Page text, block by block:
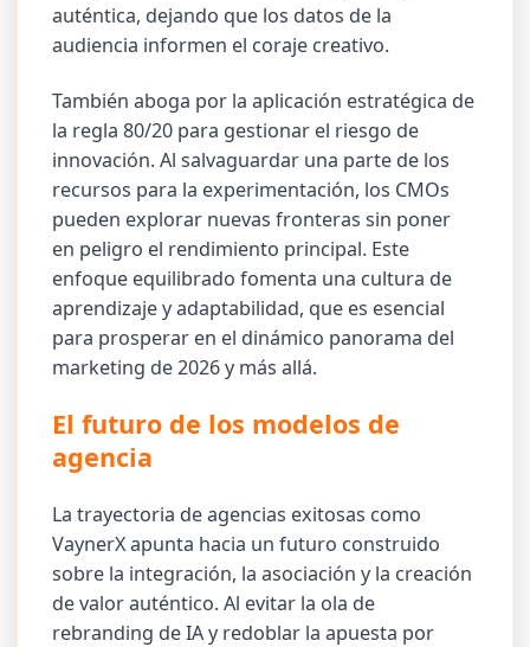
auténtica, dejando que los datos de la
audiencia informen el coraje creativo.
También aboga por la aplicación estratégica de
la regla 80/20 para gestionar el riesgo de
innovación. Al salvaguardar una parte de los
recursos para la experimentación, los CMOs
pueden explorar nuevas fronteras sin poner
en peligro el rendimiento principal. Este
enfoque equilibrado fomenta una cultura de
aprendizaje y adaptabilidad, que es esencial
para prosperar en el dinámico panorama del
marketing de 2026 y más allá.
El futuro de los modelos de
agencia
La trayectoria de agencias exitosas como
VaynerX apunta hacia un futuro construido
sobre la integración, la asociación y la creación
de valor auténtico. Al evitar la ola de
rebranding de IA y redoblar la apuesta por